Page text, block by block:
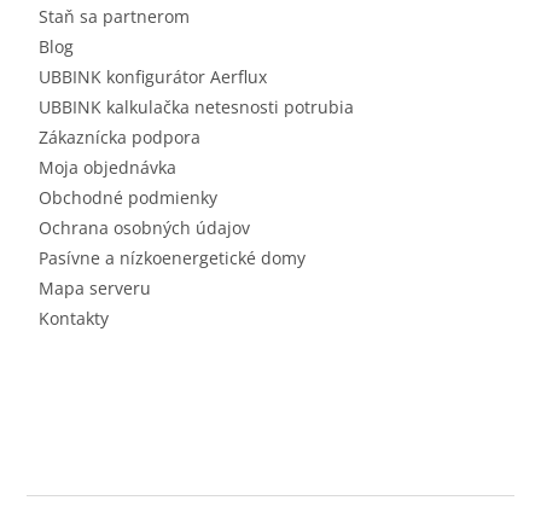
Staň sa partnerom
Blog
UBBINK konfigurátor Aerflux
UBBINK kalkulačka netesnosti potrubia
Zákaznícka podpora
Moja objednávka
Obchodné podmienky
Ochrana osobných údajov
Pasívne a nízkoenergetické domy
Mapa serveru
Kontakty